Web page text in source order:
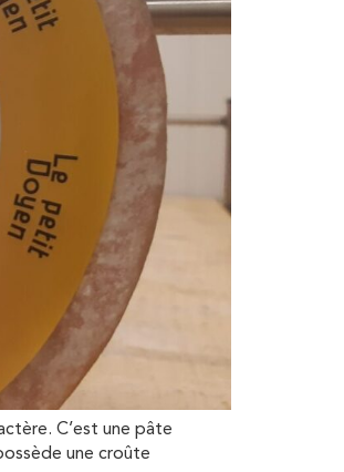
C’est une pâte
une croûte